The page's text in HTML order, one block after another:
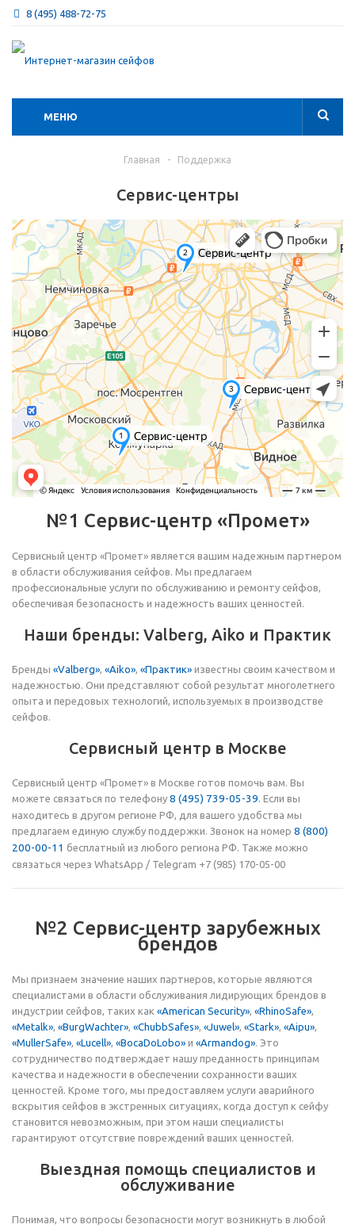
8 (495) 488-72-75
МЕНЮ
Главная - Поддержка
Сервис-центры
№1 Сервис-центр «Промет»
Сервисный центр «Промет» является вашим надежным партнером
в области обслуживания сейфов. Мы предлагаем
профессиональные услуги по обслуживанию и ремонту сейфов,
обеспечивая безопасность и надежность ваших ценностей.
Наши бренды: Valberg, Aiko и Практик
Бренды «Valberg» «Aiko» «Практик» известны своим качеством и
надежностью. Они представляют собой результат многолетнего
опыта и передовых технологий, используемых в производстве
сейфов.
Сервисный центр в Москве
Сервисный центр «Промет» в Москве готов помочь вам. Вы
можете связаться по телефону 8 (495) 739-05-39 . Если вы
находитесь в другом регионе РФ, для вашего удобства мы
предлагаем единую службу поддержки. Звонок на номер 8 (800)
200-00-11 бесплатный из любого региона РФ. Также можно
связаться через WhatsApp / Telegram +7 (985) 170-05-00
№2 Сервис-центр зарубежных
брендов
Мы признаем значение наших партнеров, которые являются
специалистами в области обслуживания лидирующих брендов в
индустрии сейфов, таких как «American Security» «RhinoSafe»
«Metalk» «BurgWachter» «ChubbSafes» «Juwel» «Stark» «Aipu»
«MullerSafe» «Lucell» «BocaDoLobo» и «Armandog» . Это
сотрудничество подтверждает нашу преданность принципам
качества и надежности в обеспечении сохранности ваших
ценностей. Кроме того, мы предоставляем услуги аварийного
вскрытия сейфов в экстренных ситуациях, когда доступ к сейфу
становится невозможным, при этом наши специалисты
гарантируют отсутствие повреждений ваших ценностей.
Выездная помощь специалистов и
обслуживание
Понимая, что вопросы безопасности могут возникнуть в любой